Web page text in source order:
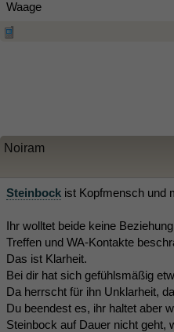
Waage
Noiram
Steinbock ist Kopfmensch und
Ihr wolltet beide keine
Treffen und WA-Kontakte
Das ist Klarheit.
Bei dir hat sich gefühlsmäßig
Da herrscht für ihn Unklarheit,
Du beendest es, ihr haltet aber
Steinbock auf Dauer nicht geht,